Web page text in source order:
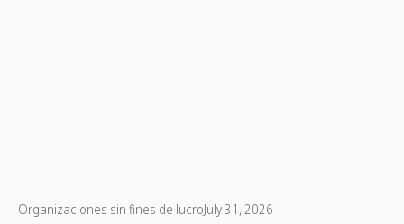
Organizaciones sin fines de lucroJuly 31, 2026